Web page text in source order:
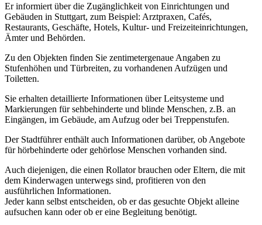
Er informiert über die Zugänglichkeit von Einrichtungen und
Gebäuden in Stuttgart, zum Beispiel: Arztpraxen, Cafés,
Restaurants, Geschäfte, Hotels, Kultur- und Freizeiteinrichtungen,
Ämter und Behörden.
Zu den Objekten finden Sie zentimetergenaue Angaben zu
Stufenhöhen und Türbreiten, zu vorhandenen Aufzügen und
Toiletten.
Sie erhalten detaillierte Informationen über Leitsysteme und
Markierungen für sehbehinderte und blinde Menschen, z.B. an
Eingängen, im Gebäude, am Aufzug oder bei Treppenstufen.
Der Stadtführer enthält auch Informationen darüber, ob Angebote
für hörbehinderte oder gehörlose Menschen vorhanden sind.
Auch diejenigen, die einen Rollator brauchen oder Eltern, die mit
dem Kinderwagen unterwegs sind, profitieren von den
ausführlichen Informationen.
Jeder kann selbst entscheiden, ob er das gesuchte Objekt alleine
aufsuchen kann oder ob er eine Begleitung benötigt.